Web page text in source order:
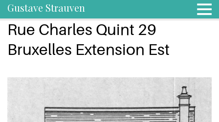
Gustave Strauven
Rue Charles Quint 29
Bruxelles Extension Est